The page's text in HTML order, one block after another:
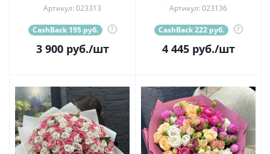
Артикул: 023313
CashBack 195 руб. ?
3 900руб./шт
Артикул: 023136
CashBack 222 руб. ?
4 445руб./шт